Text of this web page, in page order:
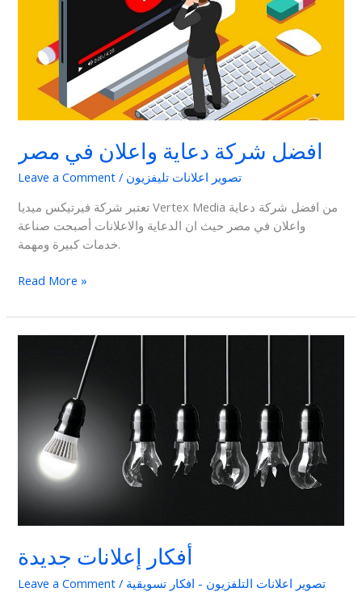
افضل شركة دعاية واعلان في مصر
Leave a Comment / تصوير اعلانات تليفزيون
تعتبر شركة فيرتيكس ميديا Vertex Media من افضل شركة دعاية
واعلان في مصر حيث ان الدعاية والاعلانات أصبحت صناعة
خدمات كبيرة ومهمة.
Read More »
أفكار إعلانات جديدة
Leave a Comment / تصوير اعلانات التلفزيون - افكار تسويقية